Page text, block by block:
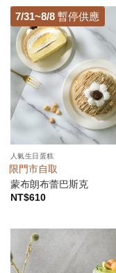
7/31~8/8 暫停供應
人氣生日蛋糕
限門市自取
蒙布朗布蕾巴斯克
NT$610